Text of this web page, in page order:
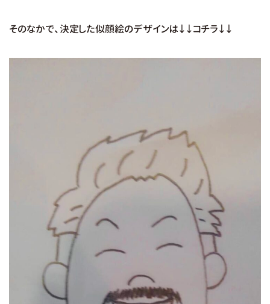
そのなかで、決定した似顔絵のデザインは↓↓コチラ↓↓